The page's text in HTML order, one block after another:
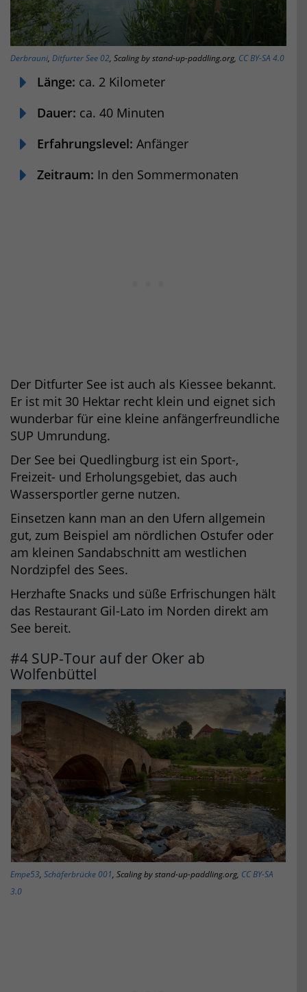
Derbrauni, Ditfurter See 02, Scaling by stand-up-paddling.org, CC BY-SA 4.0
Länge: ca. 2 Kilometer
Dauer: ca. 40 Minuten
Erfahrungslevel: Anfänger
Zeitraum: In den Sommermonaten
Der Ditfurter See ist auch als Kiessee bekannt.
Er ist mit 30 Hektar recht klein und eignet sich
wunderbar für eine kleine anfängerfreundliche
SUP Umrundung.
Der See bei Quedlingburg ist ein Sport-,
Freizeit- und Erholungsgebiet, das auch
Wassersportler gerne nutzen.
Einsetzen kann man an den Ufern allgemein
gut, zum Beispiel am nördlichen Ostufer oder
am kleinen Sandabschnitt am westlichen
Nordzipfel des Sees.
Herzhafte Snacks und süße Erfrischungen hält
das Restaurant Gil-Lato im Norden direkt am
See bereit.
#4 SUP-Tour auf der Oker ab
Wolfenbüttel
Empe53, Schäferbrücke 001, Scaling by stand-up-paddling.org, CC BY-SA
3.0